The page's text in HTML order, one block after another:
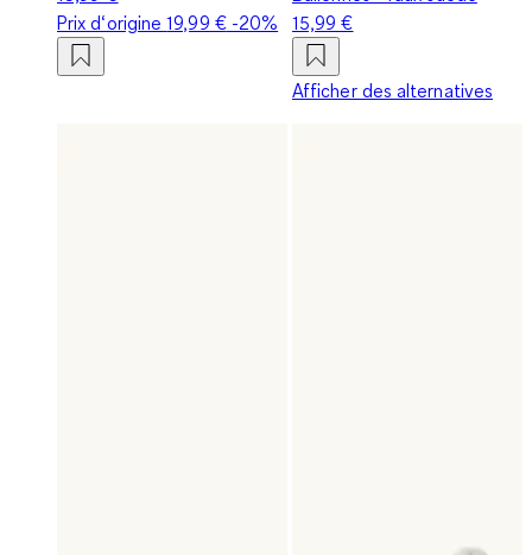
Prix d‘origine19,99 €-20%
15,99 €
Afficher des alternatives